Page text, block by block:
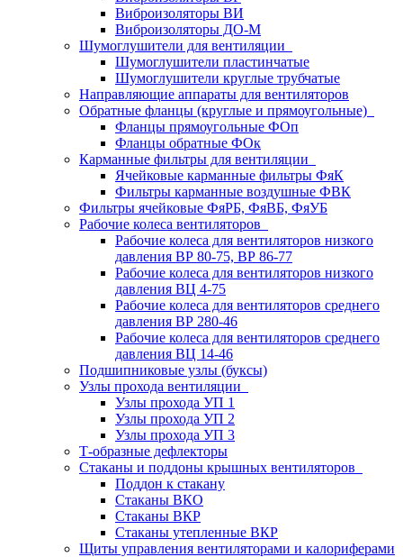
Виброизоляторы ВИ
Виброизоляторы ДО-М
Шумоглушители для вентиляции
Шумоглушители пластинчатые
Шумоглушители круглые трубчатые
Направляющие аппараты для вентиляторов
Обратные фланцы (круглые и прямоугольные)
Фланцы прямоугольные ФОп
Фланцы обратные ФОк
Карманные фильтры для вентиляции
Ячейковые карманные фильтры ФяК
Фильтры карманные воздушные ФВК
Фильтры ячейковые ФяРБ, ФяВБ, ФяУБ
Рабочие колеса вентиляторов
Рабочие колеса для вентиляторов низкого
давления ВР 80-75, ВР 86-77
Рабочие колеса для вентиляторов низкого
давления ВЦ 4-75
Рабочие колеса для вентиляторов среднего
давления ВР 280-46
Рабочие колеса для вентиляторов среднего
давления ВЦ 14-46
Подшипниковые узлы (буксы)
Узлы прохода вентиляции
Узлы прохода УП 1
Узлы прохода УП 2
Узлы прохода УП 3
Т-образные дефлекторы
Стаканы и поддоны крышных вентиляторов
Поддон к стакану
Стаканы ВКО
Стаканы ВКР
Стаканы утепленные ВКР
Щиты управления вентиляторами и калориферами